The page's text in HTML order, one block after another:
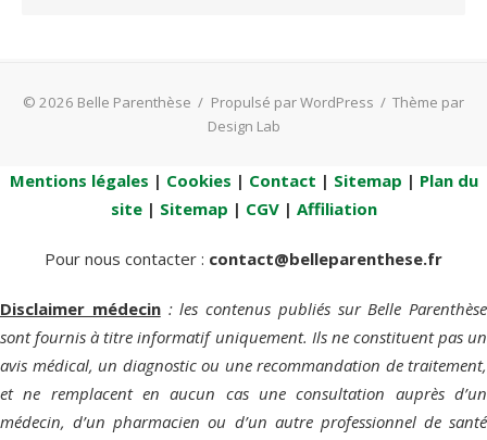
© 2026 Belle Parenthèse / Propulsé par WordPress / Thème par
Design Lab
Mentions légales | Cookies | Contact | Sitemap | Plan du
site| Sitemap | CGV| Affiliation
Pour nous contacter : contact@belleparenthese.fr
Disclaimer médecin: les contenus publiés sur Belle Parenthèse
sont fournis à titre informatif uniquement. Ils ne constituent pas un
avis médical, un diagnostic ou une recommandation de traitement,
et ne remplacent en aucun cas une consultation auprès d’un
médecin, d’un pharmacien ou d’un autre professionnel de santé